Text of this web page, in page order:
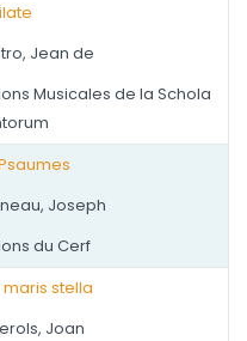
Jean de
Musicales de la Schola
Joseph
du Cerf
maris stella
Joan